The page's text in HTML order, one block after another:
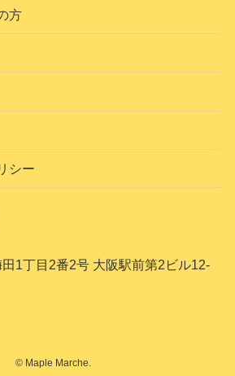
方
シー
1丁目2番2号 大阪駅前第2ビル12-
©Maple Marche.